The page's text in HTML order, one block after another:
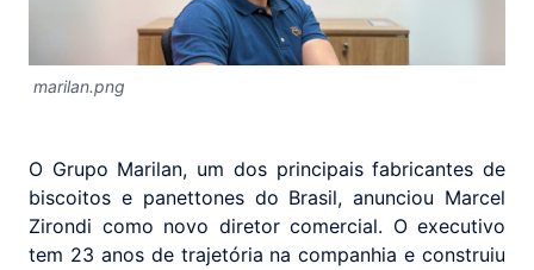
marilan.png
O Grupo Marilan, um dos principais fabricantes de
biscoitos e panettones do Brasil, anunciou Marcel
Zirondi como novo diretor comercial. O executivo
tem 23 anos de trajetória na companhia e construiu